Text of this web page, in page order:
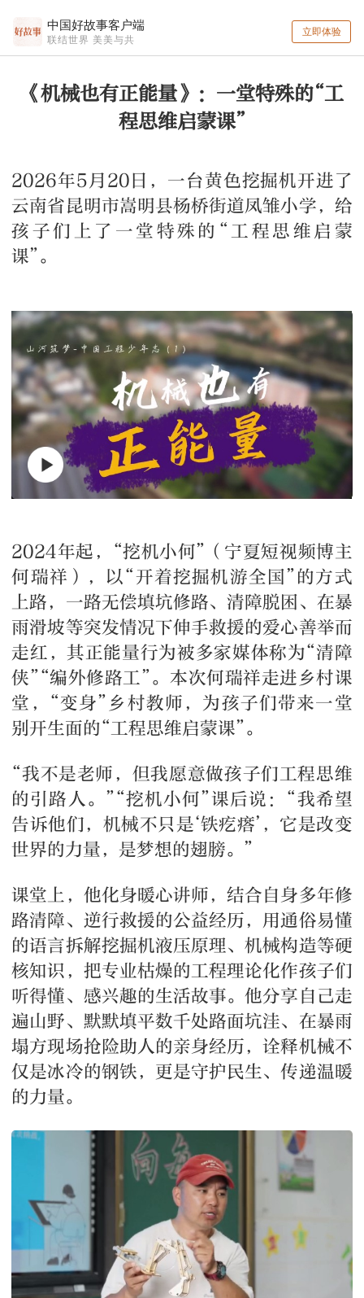
中国好故事客户端
联结世界 美美与共
立即体验
《机械也有正能量》：一堂特殊的“工
程思维启蒙课”
2026年5月20日，一台黄色挖掘机开进了
云南省昆明市嵩明县杨桥街道凤雏小学，给
孩子们上了一堂特殊的“工程思维启蒙
课”。
2024年起，“挖机小何”（宁夏短视频博主
何瑞祥），以“开着挖掘机游全国”的方式
上路，一路无偿填坑修路、清障脱困、在暴
雨滑坡等突发情况下伸手救援的爱心善举而
走红，其正能量行为被多家媒体称为“清障
侠”“编外修路工”。本次何瑞祥走进乡村课
堂，“变身”乡村教师，为孩子们带来一堂
别开生面的“工程思维启蒙课”。
“我不是老师，但我愿意做孩子们工程思维
的引路人。”“挖机小何”课后说：“我希望
告诉他们，机械不只是‘铁疙瘩’，它是改变
世界的力量，是梦想的翅膀。”
课堂上，他化身暖心讲师，结合自身多年修
路清障、逆行救援的公益经历，用通俗易懂
的语言拆解挖掘机液压原理、机械构造等硬
核知识，把专业枯燥的工程理论化作孩子们
听得懂、感兴趣的生活故事。他分享自己走
遍山野、默默填平数千处路面坑洼、在暴雨
塌方现场抢险助人的亲身经历，诠释机械不
仅是冰冷的钢铁，更是守护民生、传递温暖
的力量。